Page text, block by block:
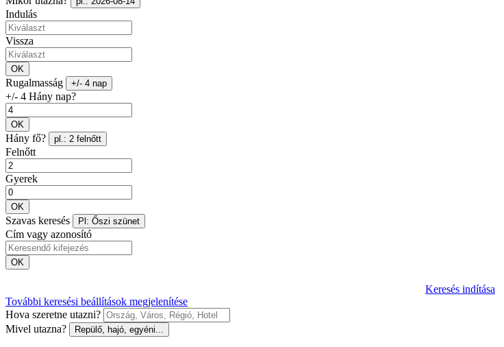
Indulás
Vissza
OK
Rugalmasság +/- 4 nap
+/- 4 Hány nap?
OK
Hány fő? pl.: 2 felnőtt
Felnőtt
Gyerek
OK
Szavas keresés Pl: Őszi szünet
Cím vagy azonosító
OK
Keresés indítása
További keresési beállítások megjelenítése
Hova szeretne utazni?
Mivel utazna?
Repülő, hajó, egyéni...